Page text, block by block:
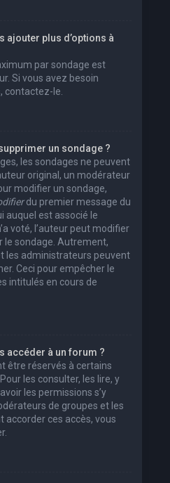
ajouter plus d’options à
par sondage est
Si vous avez besoin
contactez-le.
un sondage ?
les sondages ne peuvent
original, un modérateur
modifier un sondage,
du premier message du
auquel est associé le
voté, l’auteur peut modifier
le sondage. Autrement,
les administrateurs peuvent
Ceci pour empêcher le
intitulés en cours de
accéder à un forum ?
être réservés à certains
les consulter, les lire, y
les permissions s’y
de groupes et les
ces accès, vous